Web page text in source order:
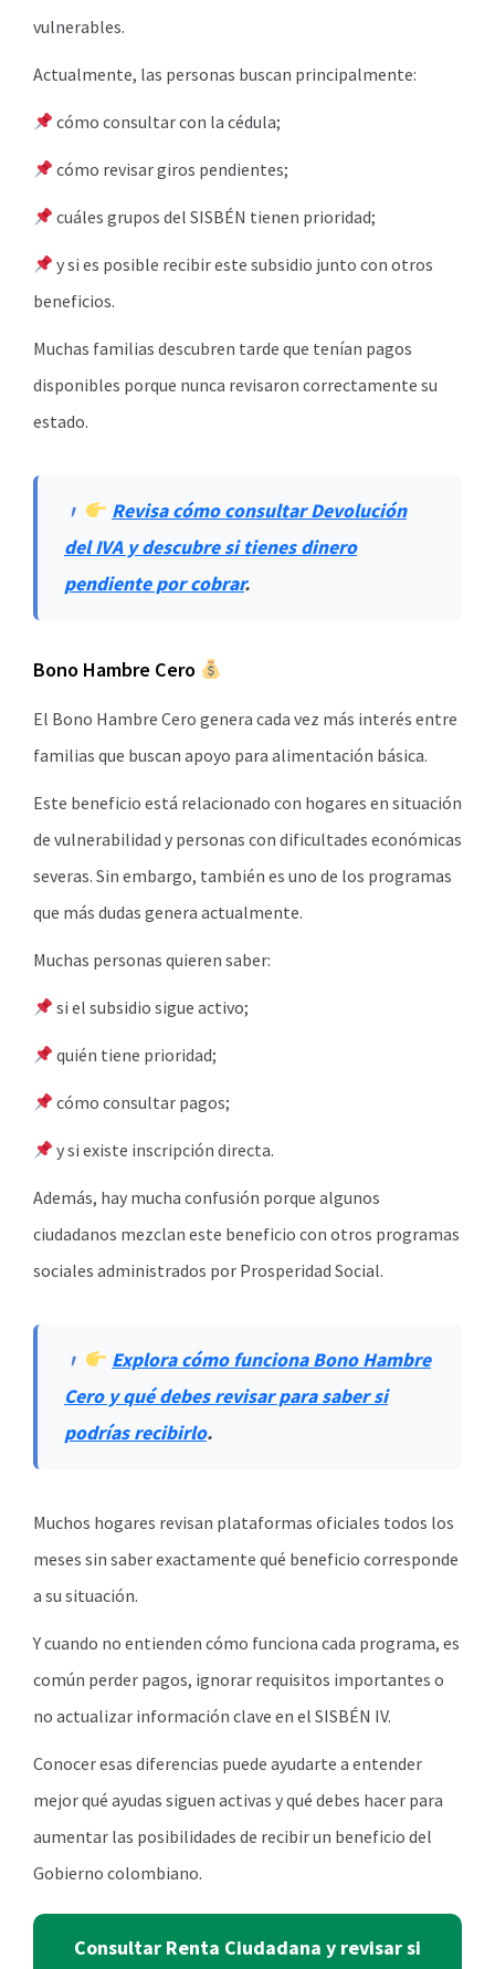
vulnerables.
Actualmente, las personas buscan principalmente:
cómo consultar con la cédula;
cómo revisar giros pendientes;
cuáles grupos del SISBÉN tienen prioridad;
y si es posible recibir este subsidio junto con otros
beneficios.
Muchas familias descubren tarde que tenían pagos
disponibles porque nunca revisaron correctamente su
estado.
Revisa cómo consultar Devolución
del IVA y descubre si tienes dinero
pendiente por cobrar.
Bono Hambre Cero
El Bono Hambre Cero genera cada vez más interés entre
familias que buscan apoyo para alimentación básica.
Este beneficio está relacionado con hogares en situación
de vulnerabilidad y personas con dificultades económicas
severas. Sin embargo, también es uno de los programas
que más dudas genera actualmente.
Muchas personas quieren saber:
si el subsidio sigue activo;
quién tiene prioridad;
cómo consultar pagos;
y si existe inscripción directa.
Además, hay mucha confusión porque algunos
ciudadanos mezclan este beneficio con otros programas
sociales administrados por Prosperidad Social.
Explora cómo funciona Bono Hambre
Cero y qué debes revisar para saber si
podrías recibirlo.
Muchos hogares revisan plataformas oficiales todos los
meses sin saber exactamente qué beneficio corresponde
a su situación.
Y cuando no entienden cómo funciona cada programa, es
común perder pagos, ignorar requisitos importantes o
no actualizar información clave en el SISBÉN IV.
Conocer esas diferencias puede ayudarte a entender
mejor qué ayudas siguen activas y qué debes hacer para
aumentar las posibilidades de recibir un beneficio del
Gobierno colombiano.
Consultar Renta Ciudadana y revisar si